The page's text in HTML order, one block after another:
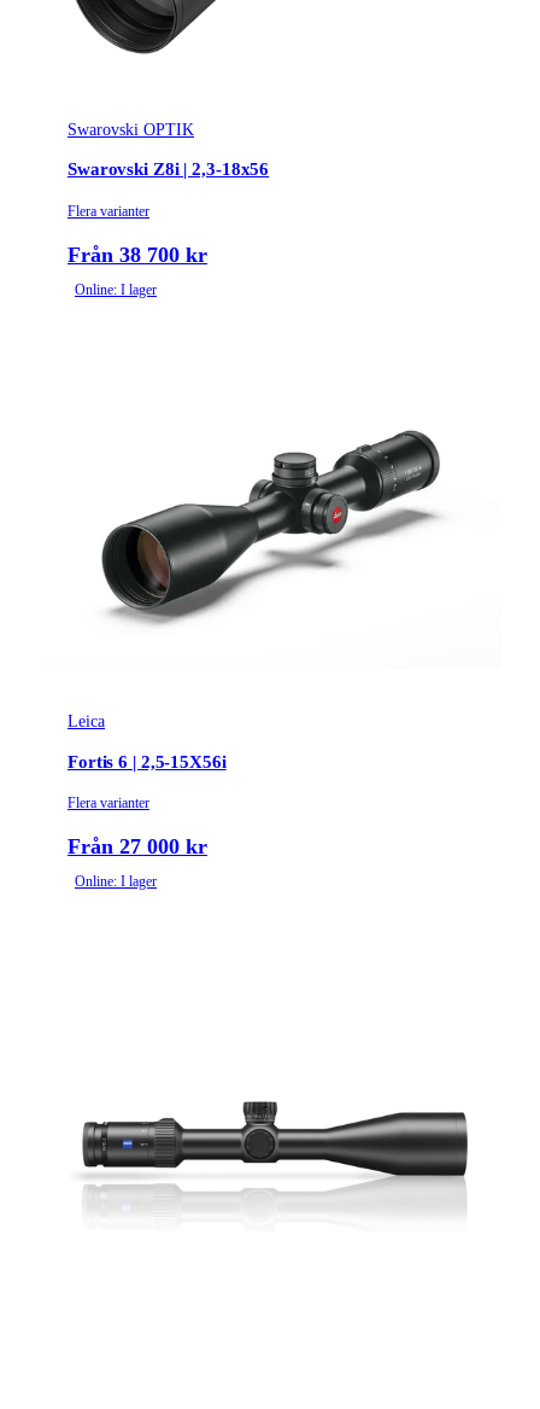
Swarovski OPTIK
Swarovski Z8i | 2,3-18x56
Flera varianter
Från 38 700 kr
Online: I lager
Leica
Fortis 6 | 2,5-15X56i
Flera varianter
Från 27 000 kr
Online: I lager